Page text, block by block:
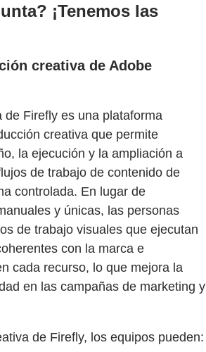
¡Tenemos las
creativa de Adobe
de Firefly es una plataforma
creativa que permite
la ejecución y la ampliación a
de trabajo de contenido de
controlada. En lugar de
y únicas, las personas
de trabajo visuales que ejecutan
con la marca e
cada recurso, lo que mejora la
en las campañas de marketing y
de Firefly, los equipos pueden: